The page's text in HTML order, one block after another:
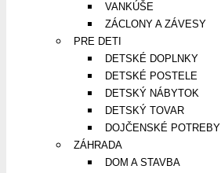
VANKÚŠE
ZÁCLONY A ZÁVESY
PRE DETI
DETSKÉ DOPLNKY
DETSKÉ POSTELE
DETSKÝ NÁBYTOK
DETSKÝ TOVAR
DOJČENSKÉ POTREBY
ZÁHRADA
DOM A STAVBA